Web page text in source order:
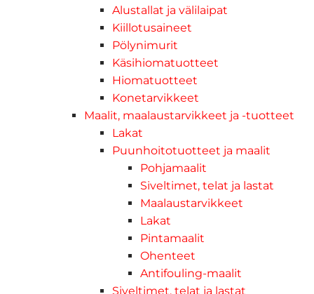
Alustallat ja välilaipat
Kiillotusaineet
Pölynimurit
Käsihiomatuotteet
Hiomatuotteet
Konetarvikkeet
Maalit, maalaustarvikkeet ja -tuotteet
Lakat
Puunhoitotuotteet ja maalit
Pohjamaalit
Siveltimet, telat ja lastat
Maalaustarvikkeet
Lakat
Pintamaalit
Ohenteet
Antifouling-maalit
Siveltimet, telat ja lastat